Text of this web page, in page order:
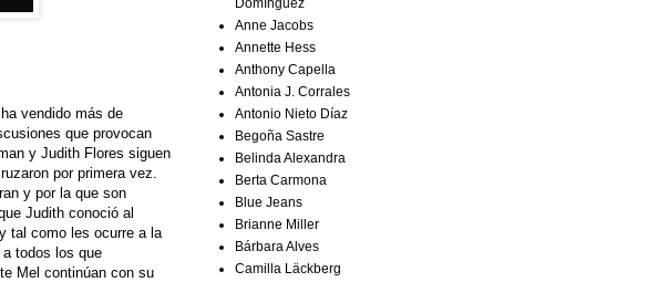
vendido más de
que provocan
y Judith Flores siguen
por primera vez.
y por la que son
Judith conoció al
tal como les ocurre a la
todos los que
Mel continúan con su
Domínguez
Anne Jacobs
Annette Hess
Anthony Capella
Antonia J. Corrales
Antonio Nieto Díaz
Begoña Sastre
Belinda Alexandra
Berta Carmona
Blue Jeans
Brianne Miller
Bárbara Alves
Camilla Läckberg